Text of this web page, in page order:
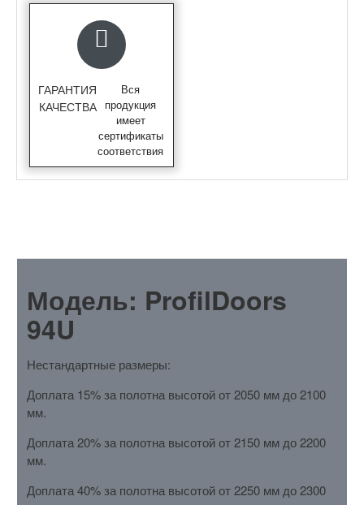
ГАРАНТИЯ
КАЧЕСТВА
Вся
продукция
имеет
сертификаты
соответствия
Модель: ProfilDoors
94U
Нестандартные размеры:
Доплата 15% за полотна высотой от 2050 мм до 2100
мм.
Доплата 20% за полотна высотой от 2150 мм до 2200
мм.
Доплата 40% за полотна высотой от 2250 мм до 2300